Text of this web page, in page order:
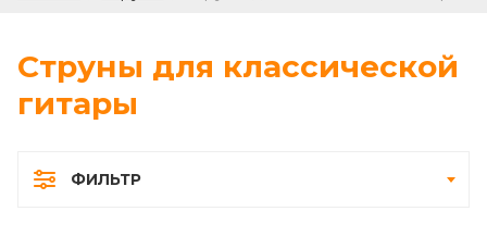
Струны для классической
гитары
ФИЛЬТР